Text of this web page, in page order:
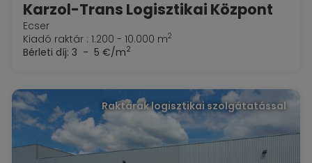
Karzol-Trans Logisztikai Központ
Ecser
Kiadó raktár : 1.200 - 10.000 m2
Bérleti díj: 3 - 5 €/m2
Raktárak logisztikai szolgátatással